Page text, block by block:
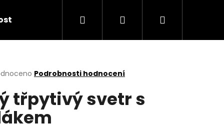
Hledat PřihlášeníNákupní
Podrobnosti hodnocení
třpytivý svetr s